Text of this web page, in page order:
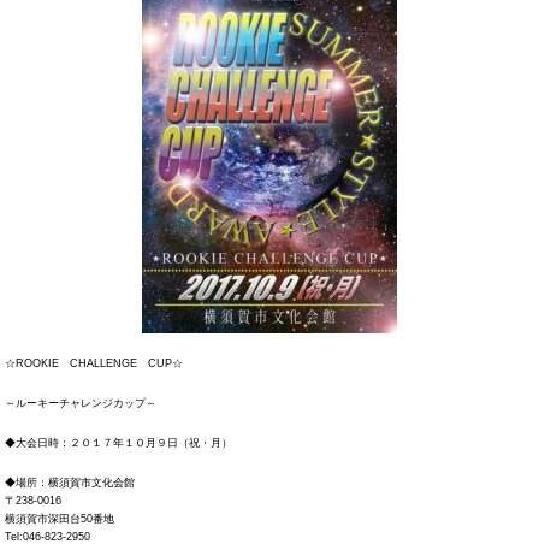
☆ROOKIE CHALLENGE CUP☆
～ルーキーチャレンジカップ～
◆大会日時：２０１７年１０月９日（祝・月）
◆場所：横須賀市文化会館
〒238-0016
横須賀市深田台50番地
Tel:046-823-2950